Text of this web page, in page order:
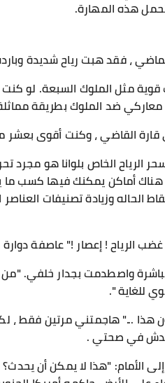
هذه المهارة.
، فقد هبت رياح شديدة
قوية مثل الملوك السبعة. لو
ضد الملوك بطريقة
القاضي ، وكنت أقوى بعشر
الرياح الخاص بلوانا هو مجرد
أماكن يمكنك فيها كسب ما
الحاله وزيادة تصنيفات
الرياح ! إعصار !" ​​عاصفة
واصطدمت بجدار خلفي.
للغاية ".
هذا ..." هاجمتني مرتين فقط ،
خدش في صحتي .
الأمام: "هذا لا يمكن أن يحدث؟